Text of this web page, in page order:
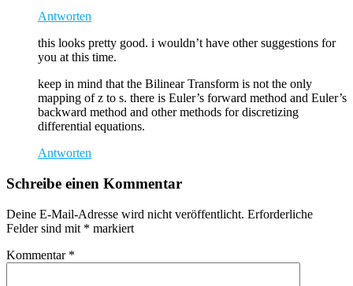
Antworten
this looks pretty good. i wouldn’t have other suggestions for
you at this time.
keep in mind that the Bilinear Transform is not the only
mapping of z to s. there is Euler’s forward method and Euler’s
backward method and other methods for discretizing
differential equations.
Antworten
Schreibe einen Kommentar
Deine E-Mail-Adresse wird nicht veröffentlicht. Erforderliche
Felder sind mit * markiert
Kommentar *